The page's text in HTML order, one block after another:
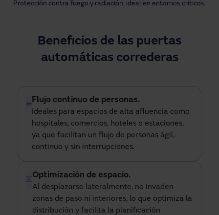
Protección contra fuego y radiación, ideal en entornos críticos.
Beneficios de las puertas
automáticas correderas
Flujo continuo de personas.
Ideales para espacios de alta afluencia como
hospitales, comercios, hoteles o estaciones,
ya que facilitan un flujo de personas ágil,
continuo y sin interrupciones.
Optimización de espacio.
Al desplazarse lateralmente, no invaden
zonas de paso ni interiores, lo que optimiza la
distribución y facilita la planificación